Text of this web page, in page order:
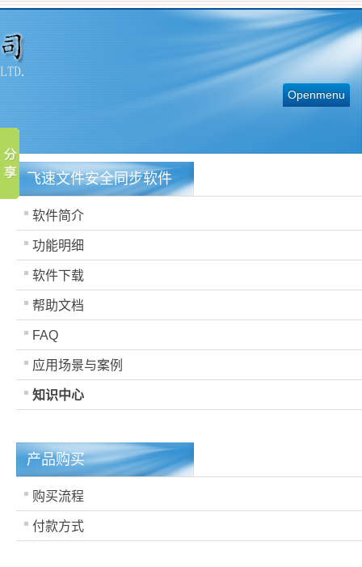
Openmenu
飞速文件安全同步软件
软件简介
功能明细
软件下载
帮助文档
FAQ
应用场景与案例
知识中心
产品购买
购买流程
付款方式